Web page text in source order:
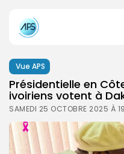
Vue APS
Présidentielle en
ivoiriens votent à
SAMEDI 25 OCTOBRE 2025 À